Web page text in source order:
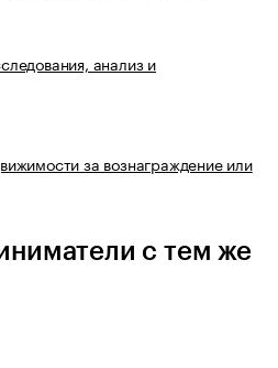
анализ и
за вознаграждение или
с тем же